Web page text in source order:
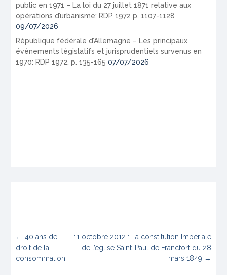
public en 1971 – La loi du 27 juillet 1871 relative aux
opérations d’urbanisme: RDP 1972 p. 1107-1128
09/07/2026
République fédérale d’Allemagne – Les principaux
évènements législatifs et jurisprudentiels survenus en
1970: RDP 1972, p. 135-165 07/07/2026
←40 ans de
droit de la
consommation
11 octobre 2012 : La constitution Impériale
de l’église Saint-Paul de Francfort du 28
mars 1849 →